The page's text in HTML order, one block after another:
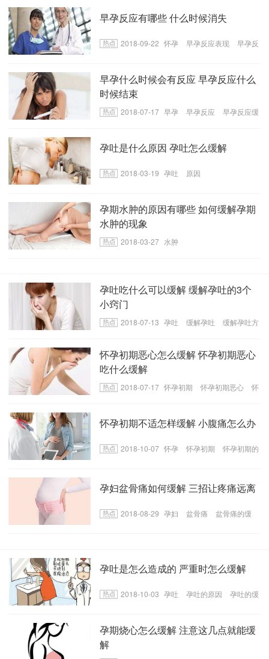
早孕反应有哪些 什么时候消失
2018-09-22 怀孕 早孕反应表现
早孕反
早孕什么时候会有反应 早孕反应什么
时候结束
2018-07-17 早孕 早孕反应
早孕反应缓
孕吐是什么原因 孕吐怎么缓解
2018-03-19 孕吐 原因
孕期水肿的原因有哪些 如何缓解孕期
水肿的现象
2018-03-27 水肿
孕吐吃什么可以缓解 缓解孕吐的3个
小窍门
2018-07-13 孕吐 缓解孕吐
缓解孕吐方
怀孕初期恶心怎么缓解 怀孕初期恶心
吃什么缓解
2018-07-17 怀孕初期 怀孕初期恶心
怀
怀孕初期不适怎样缓解 小腹痛怎么办
2018-10-07 怀孕 怀孕初期
怀孕初期的
孕妇盆骨痛如何缓解 三招让疼痛远离
2018-08-29 孕妇 盆骨痛
盆骨痛的缓
孕吐是怎么造成的 严重时怎么缓解
2018-10-03 孕吐 孕吐的原因
孕吐的缓
孕期烧心怎么缓解 注意这几点就能缓
解